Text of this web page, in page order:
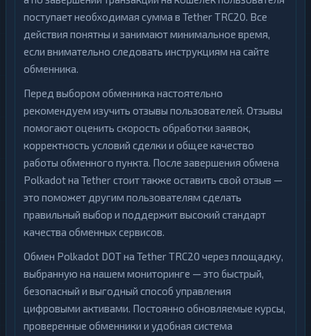
поступает необходимая сумма в Tether TRC20. Все
действия понятны и занимают минимальное время,
если внимательно следовать инструкциям на сайте
обменника.
Перед выбором обменника настоятельно
рекомендуем изучить отзывы пользователей. Отзывы
помогают оценить скорость обработки заявок,
корректность условий сделки и общее качество
работы обменного пункта. После завершения обмена
Polkadot на Tether стоит также оставить свой отзыв —
это поможет другим пользователям сделать
правильный выбор и поддержит высокий стандарт
качества обменных сервисов.
Обмен Polkadot DOT на Tether TRC20 через площадку,
выбранную на нашем мониторинге — это быстрый,
безопасный и выгодный способ управления
цифровыми активами. Постоянно обновляемые курсы,
проверенные обменники и удобная система